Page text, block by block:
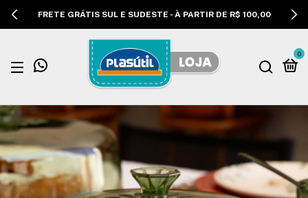
FRETE GRÁTIS SUL E SUDESTE - À PARTIR DE R$ 100,00
0